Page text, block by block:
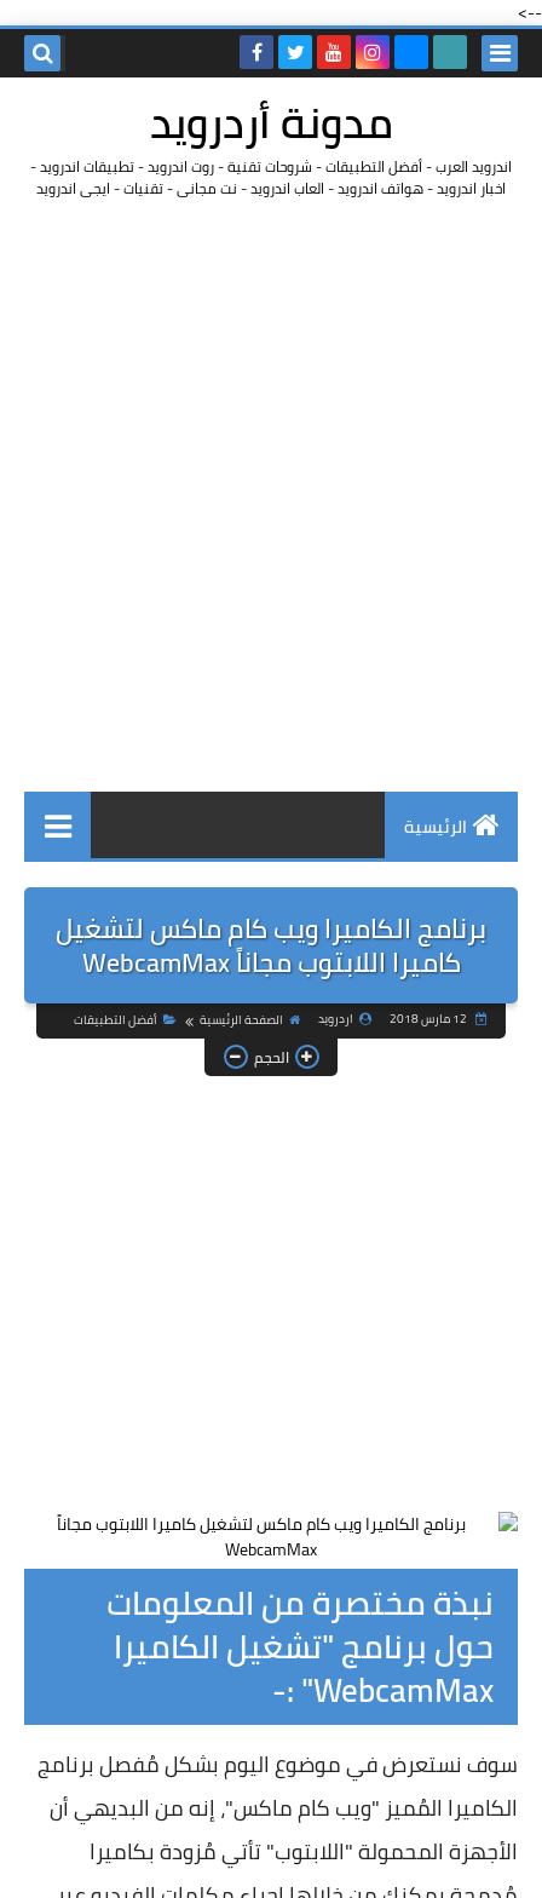
-->
مدونة أردرويد
اندرويد العرب - أفضل التطبيقات - شروحات تقنية - روت اندرويد - تطبيقات اندرويد -
اخبار اندرويد - هواتف اندرويد - العاب اندرويد - نت مجانى - تقنيات - ايجى اندرويد
الرئيسية
برنامج الكاميرا ويب كام ماكس لتشغيل
كاميرا اللابتوب مجاناً WebcamMax
اردرويد الصفحة الرئيسية أفضل التطبيقات
الحجم
نبذة مختصرة من المعلومات
حول برنامج "تشغيل الكاميرا
WebcamMax" :-
سوف نستعرض في موضوع اليوم بشكل مُفصل برنامج
الكاميرا المُميز "ويب كام ماكس"، إنه من البديهي أن
الأجهزة المحمولة "اللابتوب" تأتي مُزودة بكاميرا